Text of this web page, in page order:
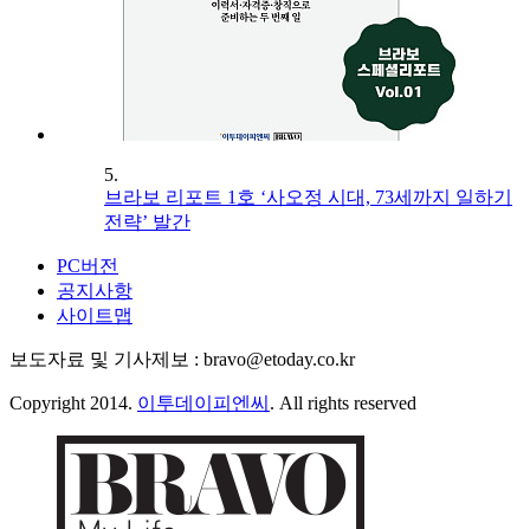
5.
브라보 리포트 1호 ‘사오정 시대, 73세까지 일하기
전략’ 발간
PC버전
공지사항
사이트맵
보도자료 및 기사제보 : bravo@etoday.co.kr
Copyright 2014. 이투데이피엔씨 . All rights reserved